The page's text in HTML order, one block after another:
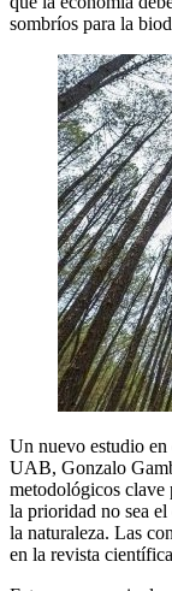
sombríos para la
Un nuevo estudio
UAB, Gonzalo
metodológicos clave
la prioridad no sea
la naturaleza. Las
en la revista científica